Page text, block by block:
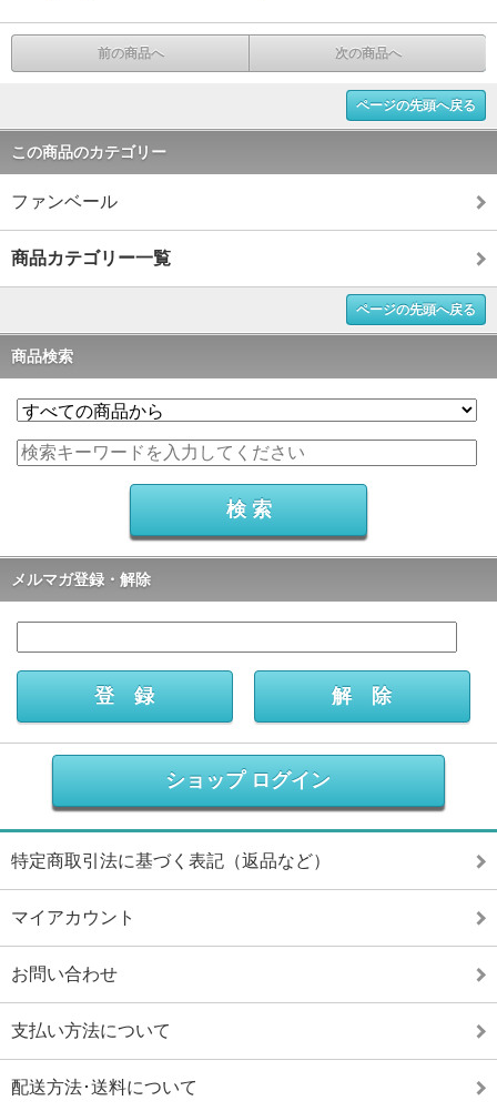
前の商品へ 次の商品へ
ページの先頭へ戻る
この商品のカテゴリー
ファンベール
商品カテゴリー一覧
ページの先頭へ戻る
商品検索
メルマガ登録・解除
ショップ ログイン
特定商取引法に基づく表記（返品など）
マイアカウント
お問い合わせ
支払い方法について
配送方法･送料について